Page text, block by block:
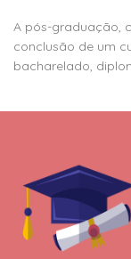
A pós-graduação,
conclusão de um
bacharelado,